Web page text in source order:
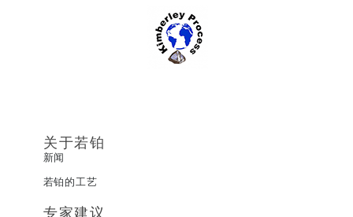
关于若铂
新闻
若铂的工艺
专家建议